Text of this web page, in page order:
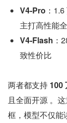
V4-Pro ：
主打高性能
V4-Flash ：
致性价比
两者都支持 100
且全面开源 。
框，模型不仅能